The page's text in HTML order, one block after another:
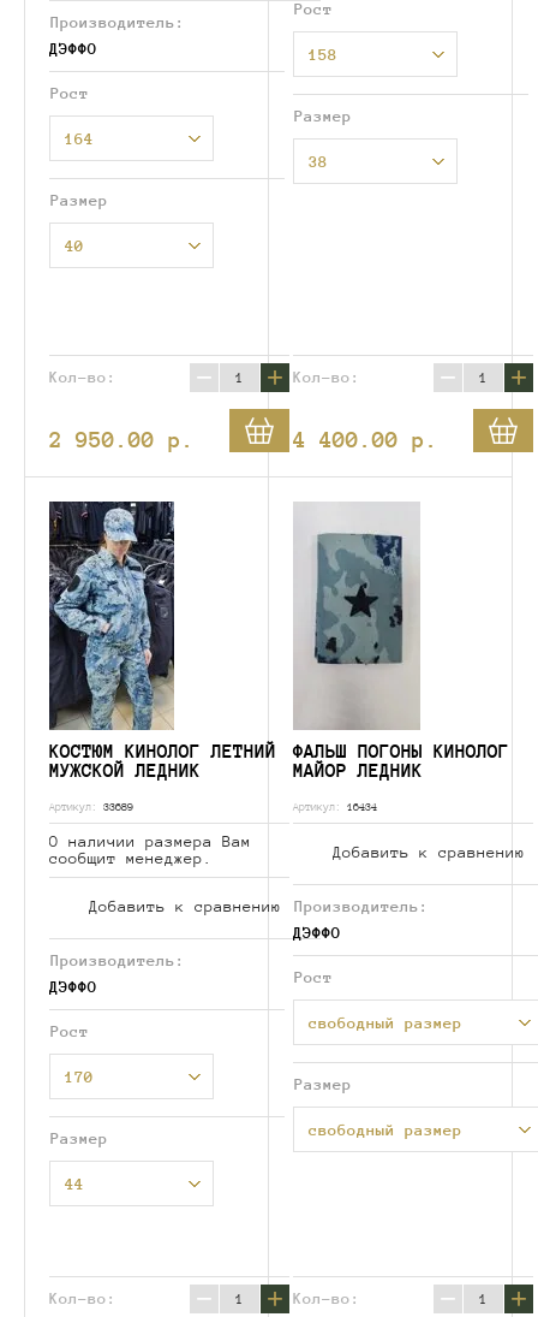
Производитель:
ДЭФФО
Рост
164
Размер
40
Кол-во: − +
2 950.00 p.
Рост
158
Размер
38
Кол-во: − +
4 400.00 p.
КОСТЮМ КИНОЛОГ ЛЕТНИЙ
МУЖСКОЙ ЛЕДНИК
Артикул: 33689
О наличии размера Вам
сообщит менеджер.
Добавить к сравнению
Производитель:
ДЭФФО
Рост
170
Размер
44
Кол-во: − +
ФАЛЬШ ПОГОНЫ КИНОЛОГ
МАЙОР ЛЕДНИК
Артикул: 16434
Добавить к сравнению
Производитель:
ДЭФФО
Рост
свободный размер
Размер
свободный размер
Кол-во: − +